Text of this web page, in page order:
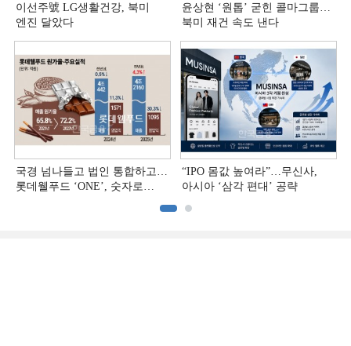
이선주號 LG생활건강, 북미
엔진 달았다
윤상현 ‘원톱ʼ 굳힌 콜마그룹…
북미 재건 속도 낸다
국경 넘나들고 법인 통합하고…
롯데웰푸드 ‘ONE’, 숫자로
“IPO 몸값 높여라”…무신사,
아시아 ‘삼각 편대’ 공략